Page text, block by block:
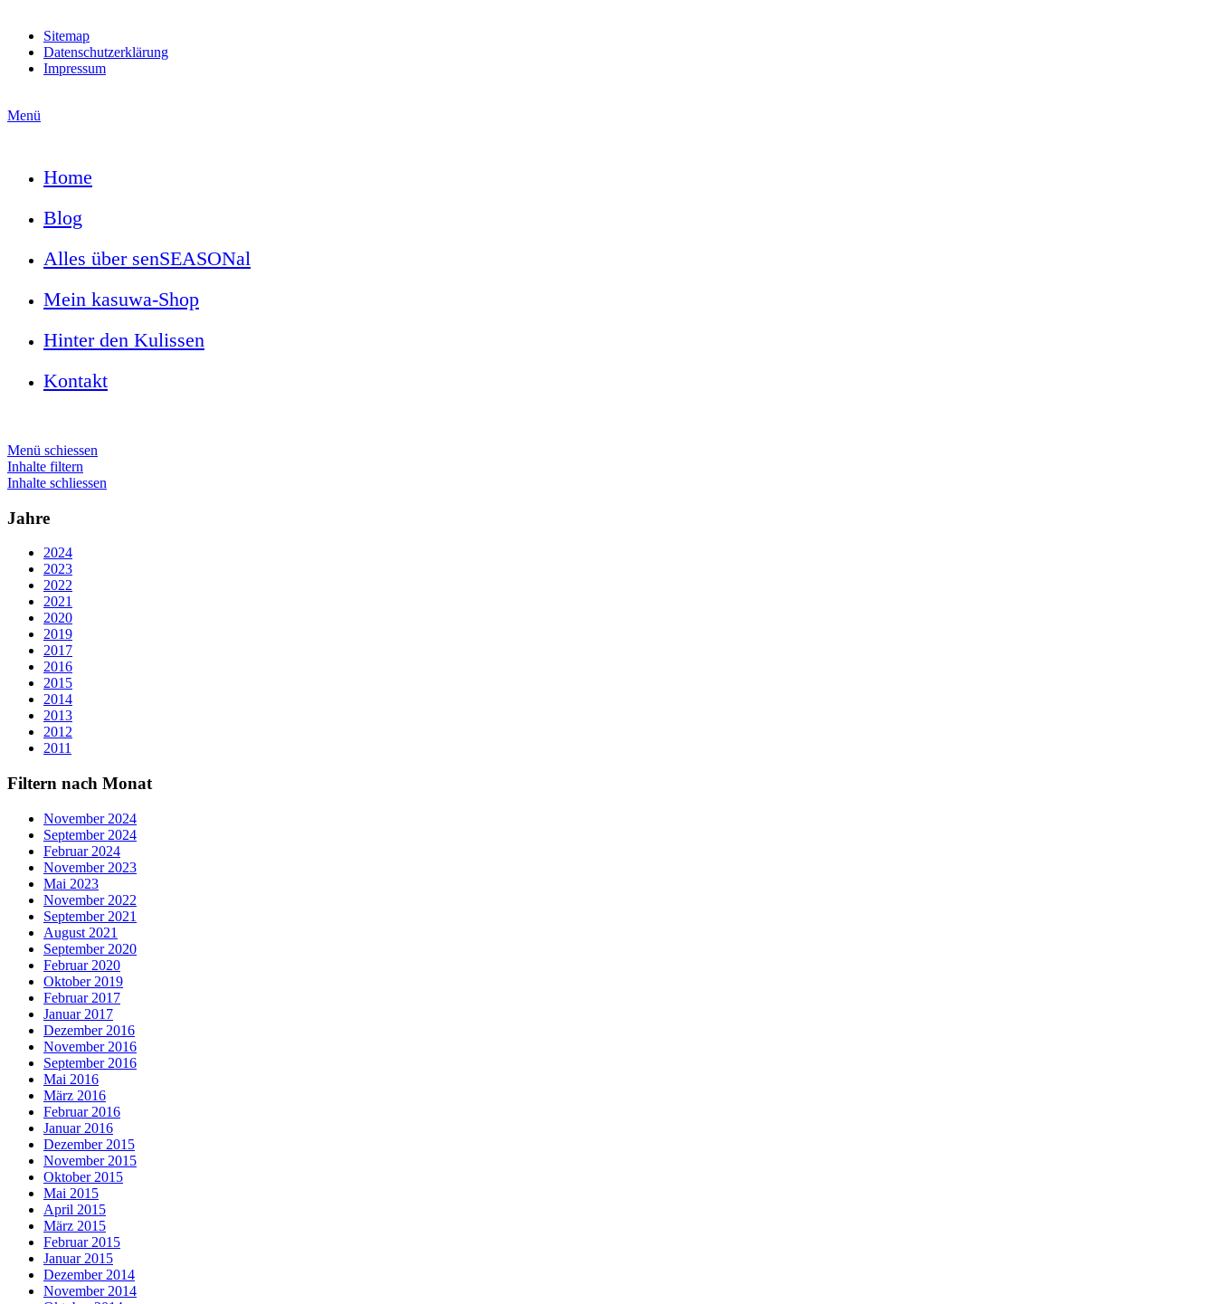
Sitemap
Datenschutzerklärung
Impressum
Menü
Home
Blog
Alles über senSEASONal
Mein kasuwa-Shop
Hinter den Kulissen
Kontakt
Menü schiessen
Inhalte filtern
Inhalte schliessen
Jahre
2024
2023
2022
2021
2020
2019
2017
2016
2015
2014
2013
2012
2011
Filtern nach Monat
November 2024
September 2024
Februar 2024
November 2023
Mai 2023
November 2022
September 2021
August 2021
September 2020
Februar 2020
Oktober 2019
Februar 2017
Januar 2017
Dezember 2016
November 2016
September 2016
Mai 2016
März 2016
Februar 2016
Januar 2016
Dezember 2015
November 2015
Oktober 2015
Mai 2015
April 2015
März 2015
Februar 2015
Januar 2015
Dezember 2014
November 2014